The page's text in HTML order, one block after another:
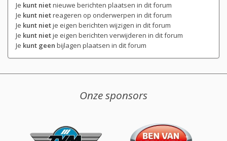
Je kunt nietnieuwe berichten plaatsen in dit forum
Je kunt nietreageren op onderwerpen in dit forum
Je kunt nietje eigen berichten wijzigen in dit forum
Je kunt nietje eigen berichten verwijderen in dit forum
Je kunt geen bijlagen plaatsen in dit forum
Onze sponsors